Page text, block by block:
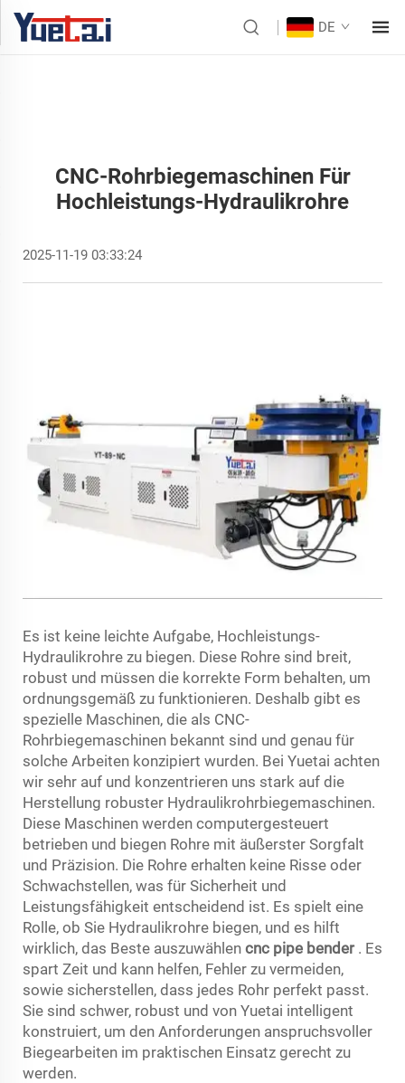
DE
CNC-Rohrbiegemaschinen Für
Hochleistungs-Hydraulikrohre
2025-11-19 03:33:24
Es ist keine leichte Aufgabe, Hochleistungs-
Hydraulikrohre zu biegen. Diese Rohre sind breit,
robust und müssen die korrekte Form behalten, um
ordnungsgemäß zu funktionieren. Deshalb gibt es
spezielle Maschinen, die als CNC-
Rohrbiegemaschinen bekannt sind und genau für
solche Arbeiten konzipiert wurden. Bei Yuetai achten
wir sehr auf und konzentrieren uns stark auf die
Herstellung robuster Hydraulikrohrbiegemaschinen.
Diese Maschinen werden computergesteuert
betrieben und biegen Rohre mit äußerster Sorgfalt
und Präzision. Die Rohre erhalten keine Risse oder
Schwachstellen, was für Sicherheit und
Leistungsfähigkeit entscheidend ist. Es spielt eine
Rolle, ob Sie Hydraulikrohre biegen, und es hilft
wirklich, das Beste auszuwählen cnc pipe bender . Es
spart Zeit und kann helfen, Fehler zu vermeiden,
sowie sicherstellen, dass jedes Rohr perfekt passt.
Sie sind schwer, robust und von Yuetai intelligent
konstruiert, um den Anforderungen anspruchsvoller
Biegearbeiten im praktischen Einsatz gerecht zu
werden.